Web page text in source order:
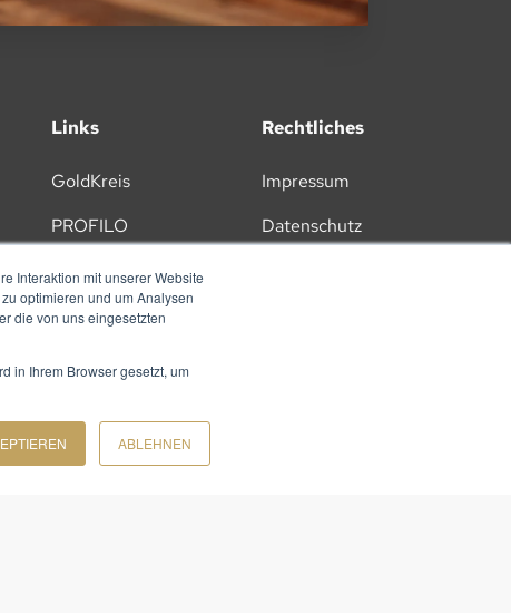
Interaktion mit unserer Website
optimieren und um Analysen
die von uns eingesetzten
in Ihrem Browser gesetzt, um
ABLEHNEN
Links
GoldKreis
PROFILO
Lernplattform
Karriere
Rechtliches
Impressum
Datenschutz